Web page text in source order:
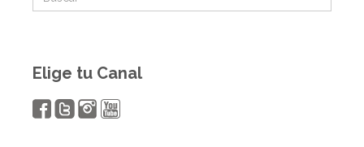
Elige tu Canal